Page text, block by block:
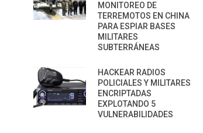
MONITOREO DE
TERREMOTOS EN CHINA
PARA ESPIAR BASES
MILITARES
SUBTERRÁNEAS
HACKEAR RADIOS
POLICIALES Y MILITARES
ENCRIPTADAS
EXPLOTANDO 5
VULNERABILIDADES